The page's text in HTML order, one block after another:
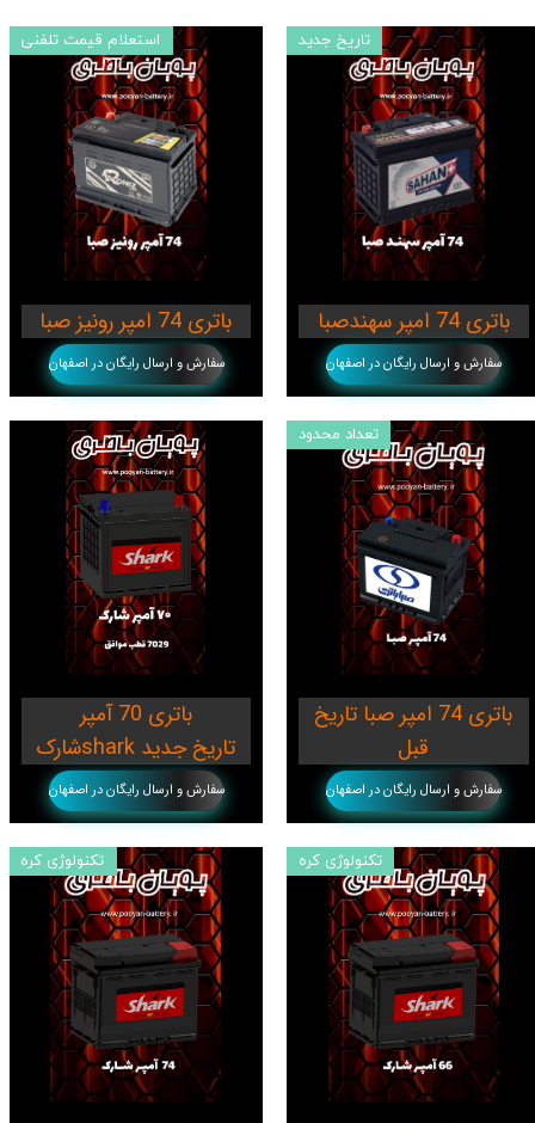
باتری 74 امپر رونیز صبا
سفارش و ارسال رایگان در اصفهان
استعلام قیمت تلفنی
باتری 74 امپر سهندصبا
سفارش و ارسال رایگان در اصفهان
تاریخ جدید
باتری 70 آمپر
شارکshark تاریخ جدید
سفارش و ارسال رایگان در اصفهان
باتری 74 امپر صبا تاریخ
قبل
سفارش و ارسال رایگان در اصفهان
تعداد محدود
تکنولوژی کره تکنولوژی کره